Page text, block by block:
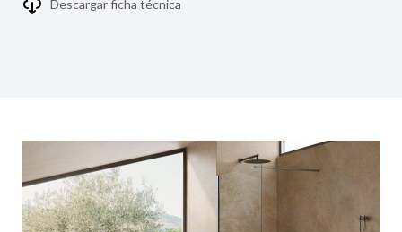
Descargar ficha técnica